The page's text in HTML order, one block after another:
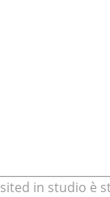
in studio è